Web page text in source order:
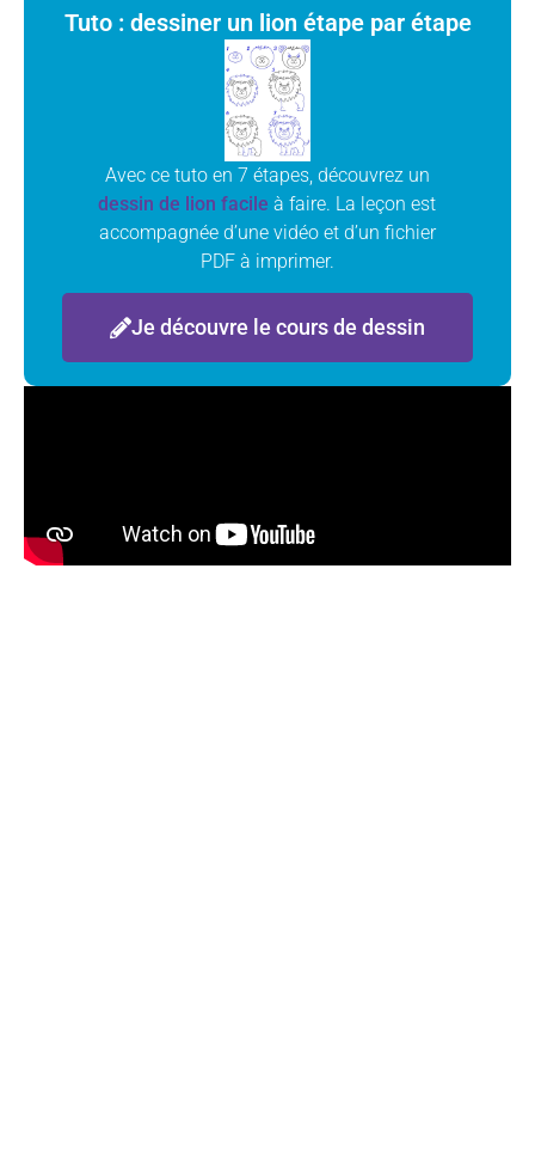
Tuto : dessiner un lion étape par étape
Avec ce tuto en 7 étapes, découvrez un
dessin de lion facile à faire. La leçon est
accompagnée d’une vidéo et d’un fichier
PDF à imprimer.
Je découvre le cours de dessin